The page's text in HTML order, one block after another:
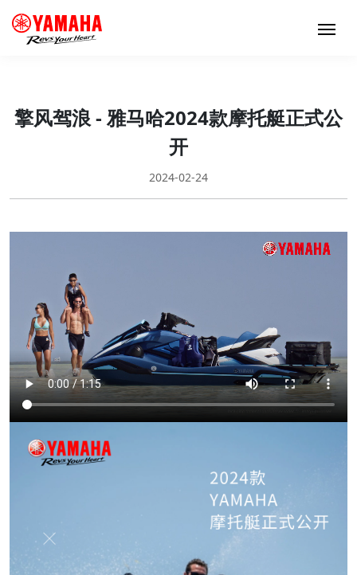
擎风驾浪 - 雅马哈2024款摩托艇正式公
开
2024-02-24